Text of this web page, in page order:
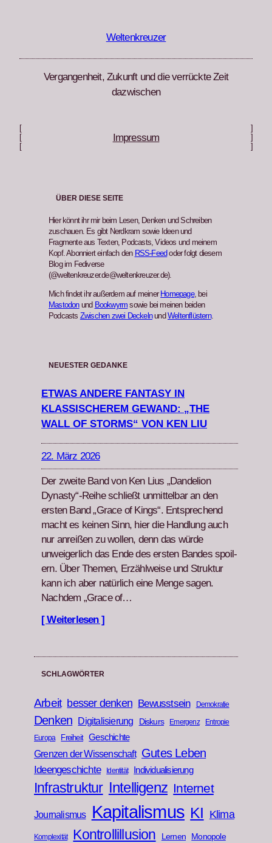
Weltenkreuzer
Vergangenheit, Zukunft und die verrückte Zeit
dazwischen
Impressum
ÜBER DIESE SEITE
Hier könnt ihr mir beim Lesen, Denken und Schreiben
zuschauen. Es gibt Nerdkram sowie Ideen und
Fragmente aus Texten, Podcasts, Videos und meinem
Kopf. Abonniert einfach den RSS-Feed oder folgt diesem
Blog im Fediverse
(@weltenkreuzer.de@weltenkreuzer.de).
Mich findet ihr außerdem auf meiner Homepage, bei
Mastodonund Bookwyrm sowie bei meinen beiden
Podcasts Zwischen zwei DeckelnundWeltenflüstern.
NEUESTER GEDANKE
ETWAS ANDERE FANTASY IN
KLASSISCHEREM GEWAND: „THE
WALL OF STORMS“ VON KEN LIU
22. März 2026
Der zweite Band von Ken Lius „Dan­de­lion
Dynasty“-Reihe schließt unmit­tel­bar an den
ersten Band „Grace of Kings“. Entsprechend
macht es keinen Sinn, hier die Hand­lung auch
nur anreißen zu wollen, denn das würde
unweiger­lich das Ende des ersten Ban­des spoil­
ern. Über The­men, Erzählweise und Struk­tur
kann ich aber natür­lich eine Menge sagen.
Nach­dem „Grace of…
[ Weiterlesen ]
SCHLAGWÖRTER
Arbeit besser denken Bewusstsein Demokratie
Denken Digitalisierung Diskurs Emergenz
Entropie
Europa
Freiheit Geschichte
Grenzen der Wissenschaft Gutes Leben
Ideengeschichte Identität Individualisierung
Infrastruktur Intelligenz Internet
Journalismus Kapitalismus KI Klima
Komplexität Kontrollillusion Lernen Monopole